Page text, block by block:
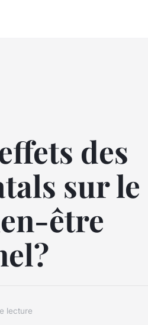
des
sur le
être
lecture